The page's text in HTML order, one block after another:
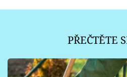
PŘEČTĚTE